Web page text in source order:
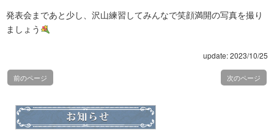
発表会まであと少し、沢山練習してみんなで笑顔満開の写真を撮り
ましょう
update: 2023/10/25
前のページ 次のページ